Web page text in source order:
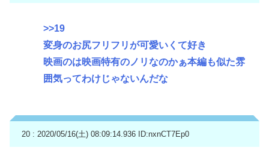
>>19
変身のお尻フリフリが可愛いくて好き
映画のは映画特有のノリなのかぁ本編も似た雰
囲気ってわけじゃないんだな
20 : 2020/05/16(土) 08:09:14.936 ID:nxnCT7Ep0